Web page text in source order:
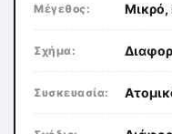
Μέγεθος: Μικρό,
Σχήμα:
Συσκευασία: